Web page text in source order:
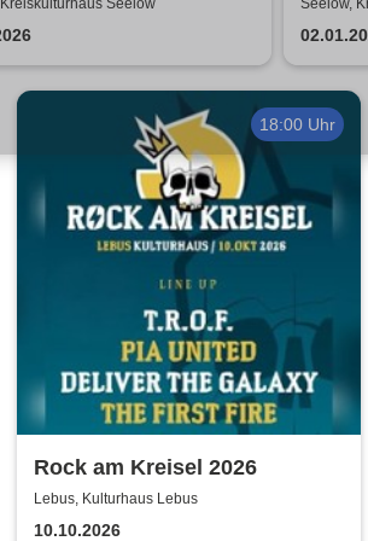
Seelow Seelow,
18:00 Uhr
Rock am Kreisel 2026
Lebus, Kulturhaus Lebus
10.10.2026